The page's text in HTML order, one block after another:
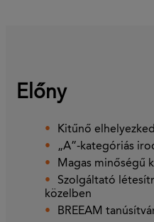
Előny
Kitűnő
„A”-kategóriás
Magas minőségű
Szolgáltató
közelben
BREEAM